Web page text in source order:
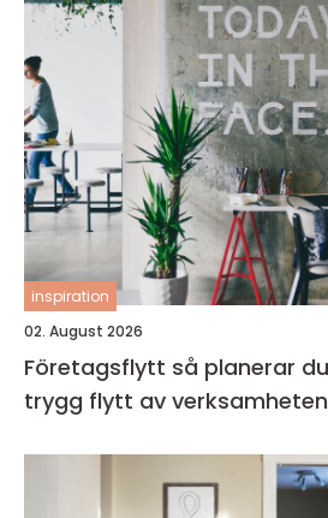
inspiration
02. August 2026
Företagsflytt så planerar du en smidig och
trygg flytt av verksamheten